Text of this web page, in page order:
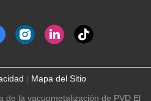
| Mapa del Sitio
de la vacuometalización de PVD El